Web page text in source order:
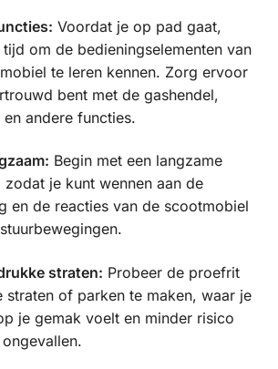
Voordat je op pad gaat,
tijd om de bedieningselementen van
te leren kennen. Zorg ervoor
bent met de gashendel,
en andere functies.
Begin met een langzame
zodat je kunt wennen aan de
en de reacties van de scootmobiel
straten: Probeer de proefrit
straten of parken te maken, waar je
je gemak voelt en minder risico